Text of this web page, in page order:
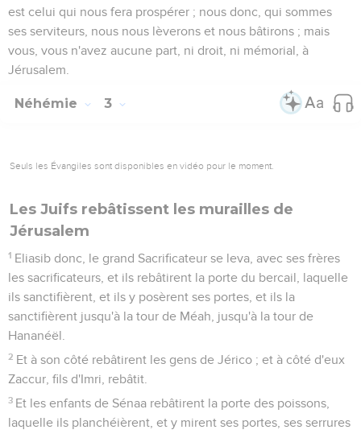
est celui qui nous fera prospérer ; nous donc, qui sommes
ses serviteurs, nous nous lèverons et nous bâtirons ; mais
vous, vous n'avez aucune part, ni droit, ni mémorial, à
Jérusalem.
Néhémie 3
Seuls les Évangiles sont disponibles en vidéo pour le moment.
Les Juifs rebâtissent les murailles de
Jérusalem
1 Eliasib donc, le grand Sacrificateur se leva, avec ses frères
les sacrificateurs, et ils rebâtirent la porte du bercail, laquelle
ils sanctifièrent, et ils y posèrent ses portes, et ils la
sanctifièrent jusqu'à la tour de Méah, jusqu'à la tour de
Hananéël.
2 Et à son côté rebâtirent les gens de Jérico ; et à côté d'eux
Zaccur, fils d'Imri, rebâtit.
3 Et les enfants de Sénaa rebâtirent la porte des poissons,
laquelle ils planchéièrent, et y mirent ses portes, ses serrures